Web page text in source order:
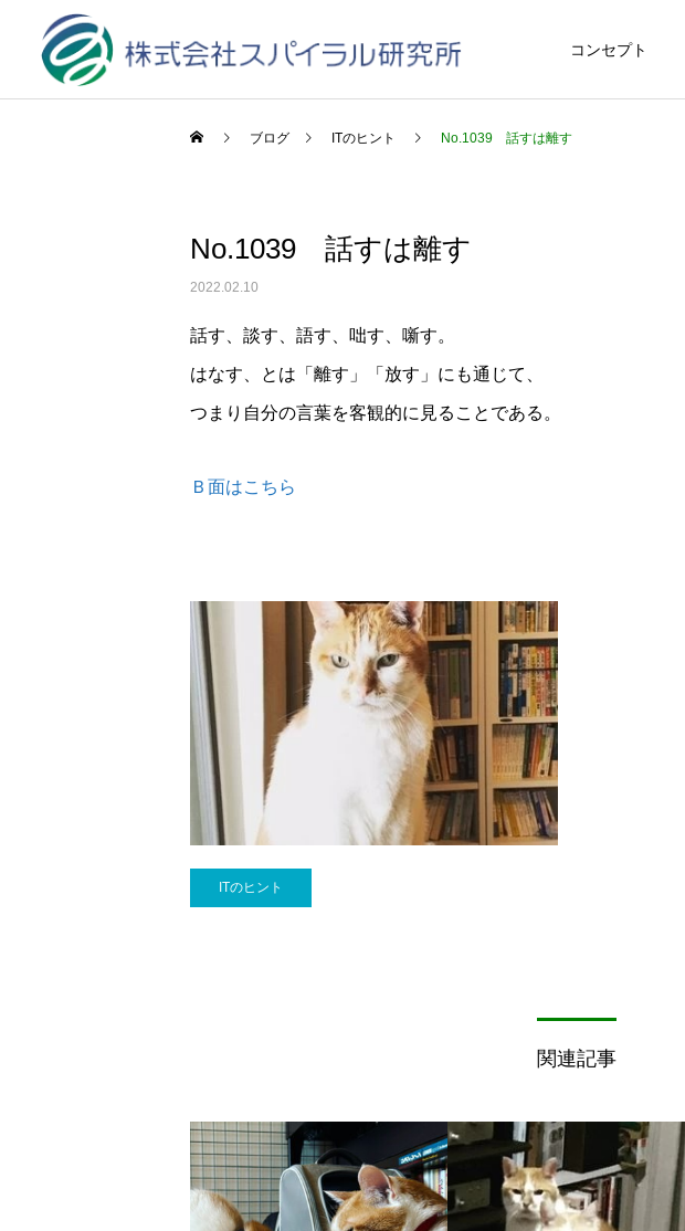
コンセプト
ブログ ITのヒント No.1039 話すは離す
No.1039 話すは離す
2022.02.10
話す、談す、語す、咄す、噺す。
はなす、とは「離す」「放す」にも通じて、
つまり自分の言葉を客観的に見ることである。
Ｂ面はこちら
ITのヒント
関連記事